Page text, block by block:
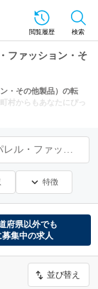
閲覧履歴 検索
ファッション・そ
・その他製品）の転
村からもあなたにぴっ
神奈川県相模原市／工場生産・製造（アパレル・ファッション・その他製品）
特徴
府県以外でも
募集中の求人
並び替え